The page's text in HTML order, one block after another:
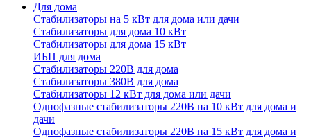
Для дома
Стабилизаторы на 5 кВт для дома или дачи
Стабилизаторы для дома 10 кВт
Стабилизаторы для дома 15 кВт
ИБП для дома
Стабилизаторы 220В для дома
Стабилизаторы 380В для дома
Стабилизаторы 12 кВт для дома или дачи
Однофазные стабилизаторы 220В на 10 кВт для дома и
дачи
Однофазные стабилизаторы 220В на 15 кВт для дома и